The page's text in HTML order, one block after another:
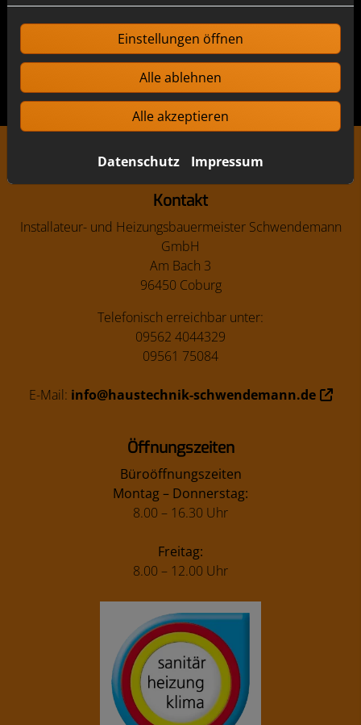
regelmäßigeHeizungswartunggerade für gewerbliche
Gebäude mit sich bringt.
Footer - Kontaktdaten und Öffnungszeiten
Kontakt
Installateur- und Heizungsbauermeister Schwendemann
GmbH
Am Bach 3
96450 Coburg
Telefonisch erreichbar unter:
09562 4044329
09561 75084
E-Mail: info@haustechnik-schwendemann.de
Öffnungszeiten
Büroöffnungszeiten
Montag – Donnerstag:
8.00 – 16.30 Uhr
Freitag:
8.00 – 12.00 Uhr
Einstellungen öffnen
Alle ablehnen
Alle akzeptieren
Datenschutz Impressum